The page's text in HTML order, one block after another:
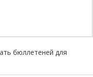
бюллетеней для